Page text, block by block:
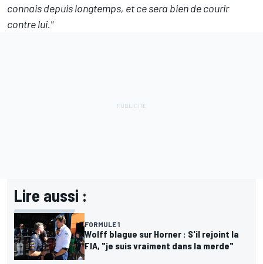
connais depuis longtemps, et ce sera bien de courir
contre lui."
Lire aussi :
FORMULE 1
Wolff blague sur Horner : S'il rejoint la
FIA, "je suis vraiment dans la merde"